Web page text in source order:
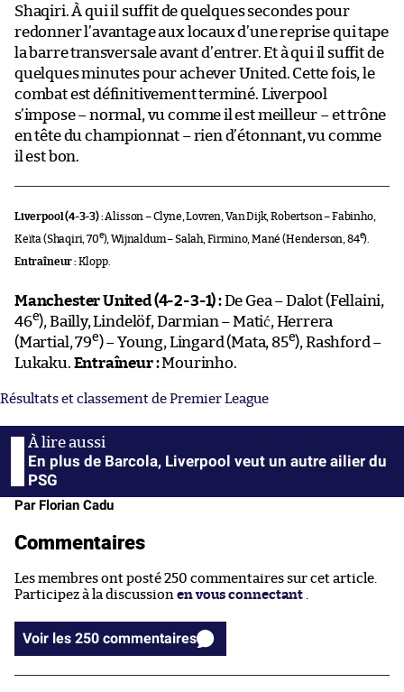
Shaqiri. À qui il suffit de quelques secondes pour
redonner l’avantage aux locaux d’une reprise qui tape
la barre transversale avant d’entrer. Et à qui il suffit de
quelques minutes pour achever United. Cette fois, le
combat est définitivement terminé. Liverpool
s’impose – normal, vu comme il est meilleur – et trône
en tête du championnat – rien d’étonnant, vu comme
il est bon.
Liverpool (4-3-3) :Alisson – Clyne, Lovren, Van Dijk, Robertson – Fabinho,
Keïta (Shaqiri, 70e), Wijnaldum – Salah, Firmino, Mané (Henderson, 84e).
Entraîneur :Klopp.
Manchester United (4-2-3-1) :De Gea – Dalot (Fellaini,
46e), Bailly, Lindelöf, Darmian – Matić, Herrera
(Martial, 79e) – Young, Lingard (Mata, 85e), Rashford –
Lukaku. Entraîneur :Mourinho.
Résultats et classement de Premier League
En plus de Barcola, Liverpool veut un autre ailier du
PSG
Par Florian Cadu
Commentaires
Les membres ont posté 250 commentaires sur cet article.
Participez à la discussion en vous connectant
Voir les 250 commentaires